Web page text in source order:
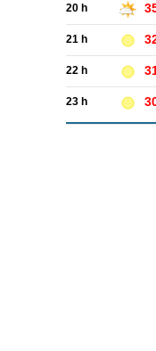
20 h
21 h
22 h
23 h